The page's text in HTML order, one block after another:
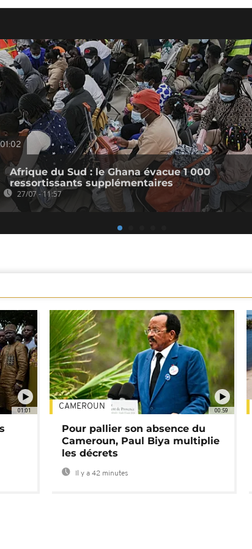
01:02
Afrique du Sud : le Ghana évacue 1 000
ressortissants supplémentaires
27/07 - 11:57
01:01 00:59
CAMEROUN
Pour pallier son absence du
Cameroun, Paul Biya multiplie
les décrets
Il y a 42 minutes